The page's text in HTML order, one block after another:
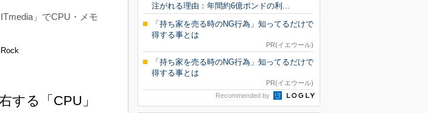
」でCPU・メモ
する「CPU」
注がれる理由：年間約6億ポンドの利...
「持ち家を売る時のNG行為」知ってるだけで
得する事とは
PR(イエウール)
「持ち家を売る時のNG行為」知ってるだけで
得する事とは
PR(イエウール)
Recommended by